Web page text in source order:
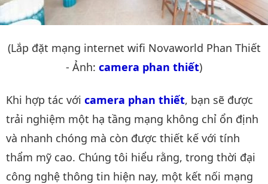
(Lắp đặt mạng internet wifi Novaworld Phan Thiết
- Ảnh: camera phan thiết)
Khi hợp tác với camera phan thiết, bạn sẽ được
trải nghiệm một hạ tầng mạng không chỉ ổn định
và nhanh chóng mà còn được thiết kế với tính
thẩm mỹ cao. Chúng tôi hiểu rằng, trong thời đại
công nghệ thông tin hiện nay, một kết nối mạng